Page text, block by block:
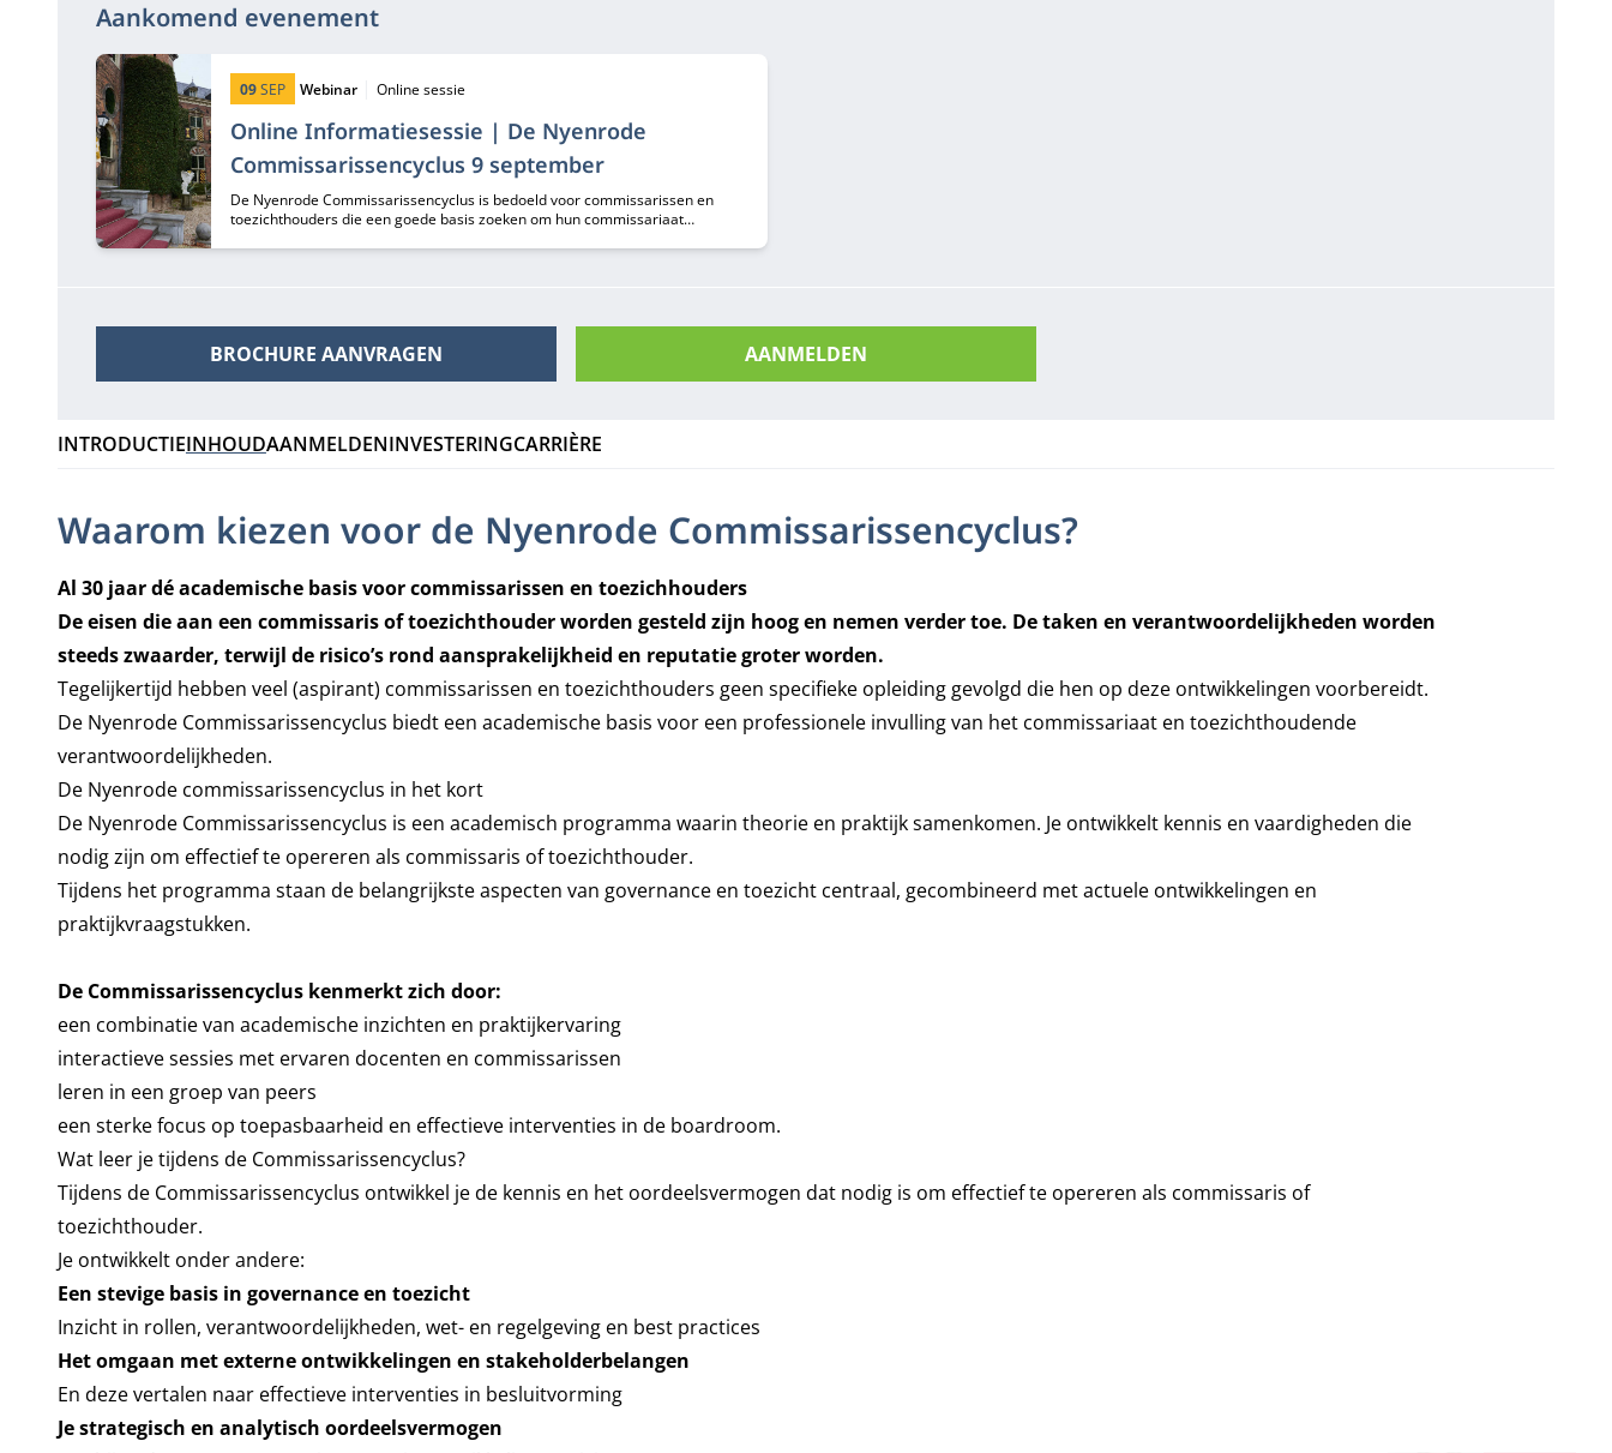
Aankomend evenement
Online Informatiesessie | De Nyenrode
Commissarissencyclus 9 september
Startdatum:
09SEP Type:
Webinar Locatie:
Online sessie
De Nyenrode Commissarissencyclus is bedoeld voor commissarissen en
toezichthouders die een goede basis zoeken om hun commissariaat
BROCHURE AANVRAGEN AANMELDEN
INTRODUCTIEINHOUDAANMELDENINVESTERINGCARRIÈRE
Waarom kiezen voor de Nyenrode Commissarissencyclus?
Al 30 jaar dé academische basis voor commissarissen en toezichhouders
De eisen die aan een commissaris of toezichthouder worden gesteld zijn hoog en nemen verder toe. De taken en verantwoordelijkheden worden
steeds zwaarder, terwijl de risico’s rond aansprakelijkheid en reputatie groter worden.
Tegelijkertijd hebben veel (aspirant) commissarissen en toezichthouders geen specifieke opleiding gevolgd die hen op deze ontwikkelingen voorbereidt.
De Nyenrode Commissarissencyclus biedt een academische basis voor een professionele invulling van het commissariaat en toezichthoudende
verantwoordelijkheden.
De Nyenrode commissarissencyclus in het kort
De Nyenrode Commissarissencyclus is een academisch programma waarin theorie en praktijk samenkomen. Je ontwikkelt kennis en vaardigheden die
nodig zijn om effectief te opereren als commissaris of toezichthouder.
Tijdens het programma staan de belangrijkste aspecten van governance en toezicht centraal, gecombineerd met actuele ontwikkelingen en
praktijkvraagstukken.
De Commissarissencyclus kenmerkt zich door:
een combinatie van academische inzichten en praktijkervaring
interactieve sessies met ervaren docenten en commissarissen
leren in een groep van peers
een sterke focus op toepasbaarheid en effectieve interventies in de boardroom.
Wat leer je tijdens de Commissarissencyclus?
Tijdens de Commissarissencyclus ontwikkel je de kennis en het oordeelsvermogen dat nodig is om effectief te opereren als commissaris of
toezichthouder.
Je ontwikkelt onder andere:
Een stevige basis in governance en toezicht
Inzicht in rollen, verantwoordelijkheden, wet- en regelgeving en best practices
Het omgaan met externe ontwikkelingen en stakeholderbelangen
En deze vertalen naar effectieve interventies in besluitvorming
Je strategisch en analytisch oordeelsvermogen